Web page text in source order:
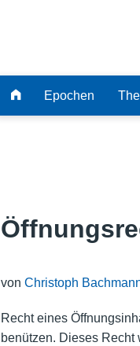
Epochen
von Christoph
Recht eines
benützen. Dieses